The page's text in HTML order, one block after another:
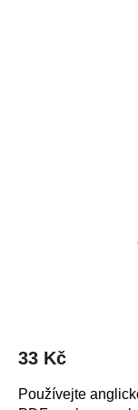
33 Kč
Používejte